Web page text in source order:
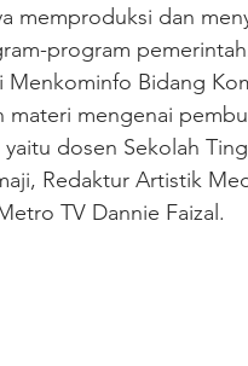
memproduksi dan
program
Bidang
mengenai
dosen Sekolah
Redaktur Artistik
TV Dannie Faizal.